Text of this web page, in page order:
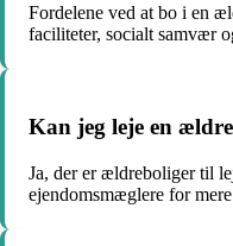
Fordelene ved at bo i en
faciliteter, socialt samvær
Kan jeg leje en
Ja, der er ældreboliger til
ejendomsmæglere for